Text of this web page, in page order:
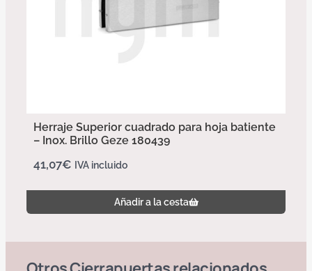
Herraje Superior cuadrado para hoja batiente
– Inox. Brillo Geze 180439
41,07€ IVA incluido
Añadir a la cesta